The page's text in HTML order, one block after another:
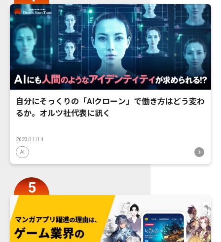
自分にそっくりの「AIクローン」で働き方はどう変わ
るか。オルツ社代表に訊く
2023/11/14
AI